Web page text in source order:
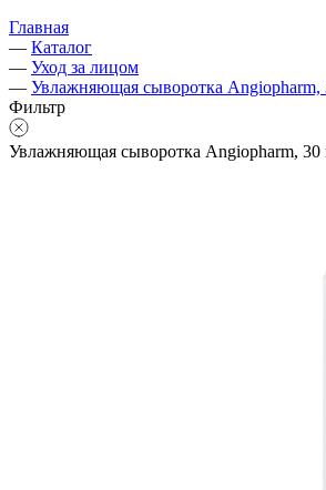
Главная
— Каталог
— Уход за лицом
— Увлажняющая сыворотка Angiopharm,
Фильтр
Увлажняющая сыворотка Angiopharm, 30